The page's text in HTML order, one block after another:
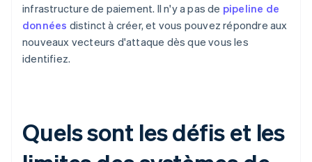
infrastructure de paiement. Il n'y a pas de pipeline de
données distinct à créer, et vous pouvez répondre aux
nouveaux vecteurs d'attaque dès que vous les
identifiez.
Quels sont les défis et les